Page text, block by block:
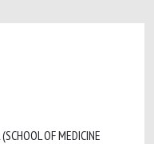
OF MEDICINE